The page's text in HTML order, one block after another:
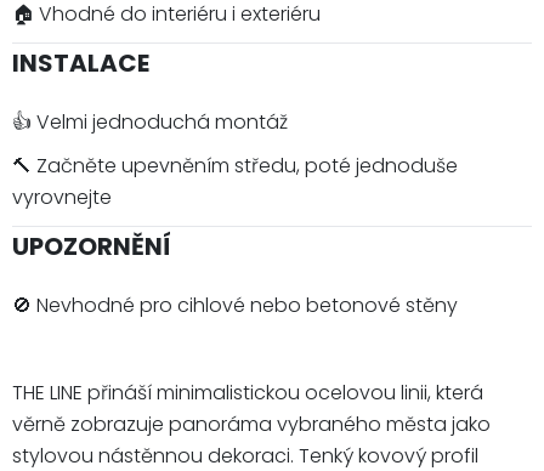
🏠 Vhodné do interiéru i exteriéru
INSTALACE
👍 Velmi jednoduchá montáž
🔨 Začněte upevněním středu, poté jednoduše
vyrovnejte
UPOZORNĚNÍ
🚫 Nevhodné pro cihlové nebo betonové stěny
THE LINE přináší minimalistickou ocelovou linii, která
věrně zobrazuje panoráma vybraného města jako
stylovou nástěnnou dekoraci. Tenký kovový profil